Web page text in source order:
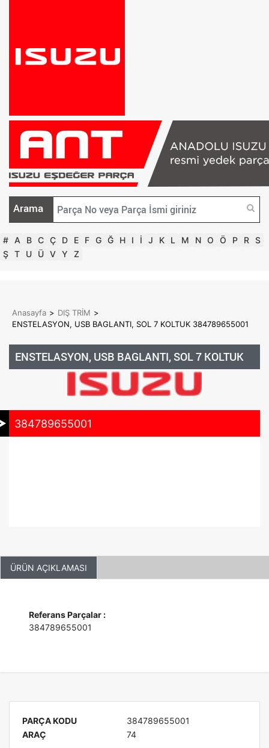
Arama
# A B C Ç D E F G Ğ H I İ J K L M N O Ö P R S
Ş T U Ü V Y Z
Anasayfa > DIŞ TRİM >
ENSTELASYON, USB BAGLANTI, SOL 7 KOLTUK 384789655001
ENSTELASYON, USB BAGLANTI, SOL 7 KOLTUK
384789655001
ÜRÜN AÇIKLAMASI
Referans Parçalar :
384789655001
PARÇA KODU
384789655001
ARAÇ
74